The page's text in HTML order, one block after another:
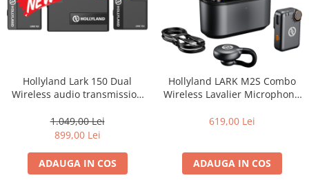
Hollyland Lark 150 Dual
Wireless audio transmission
1.049,00 Lei
899,00 Lei
ADAUGA IN COS
Hollyland LARK M2S Combo
Wireless Lavalier Microphone
619,00 Lei
ADAUGA IN COS